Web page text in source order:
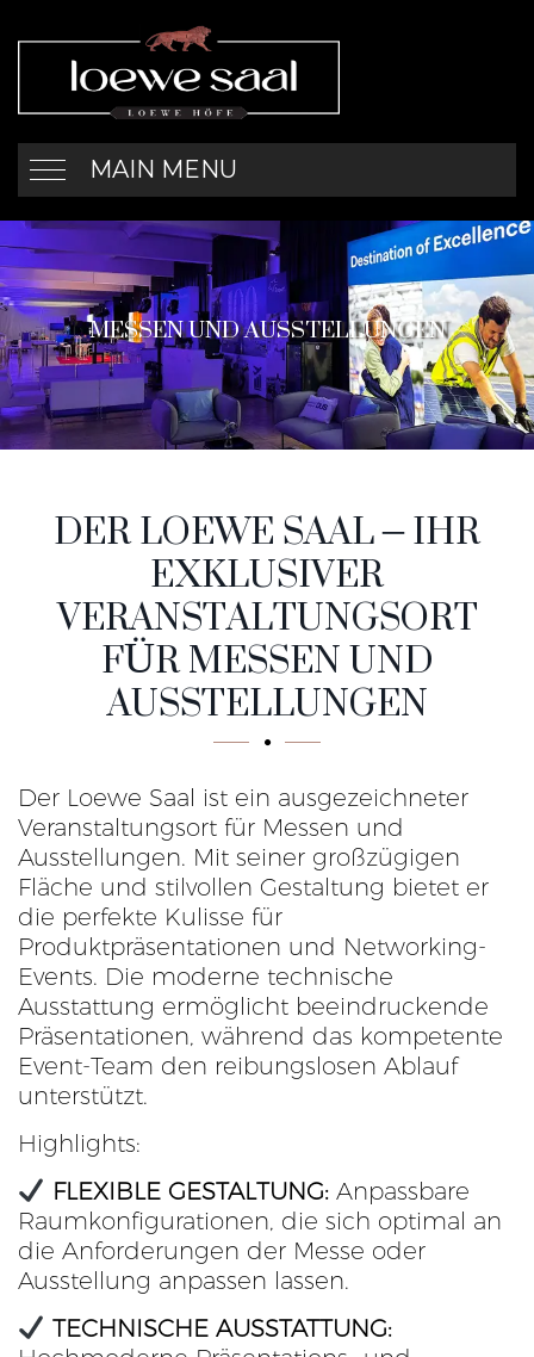
MAIN MENU
MESSEN UND AUSSTELLUNGEN
DER LOEWE SAAL – IHR
EXKLUSIVER
VERANSTALTUNGSORT
FÜR MESSEN UND
AUSSTELLUNGEN
Der Loewe Saal ist ein ausgezeichneter
Veranstaltungsort für Messen und
Ausstellungen. Mit seiner großzügigen
Fläche und stilvollen Gestaltung bietet er
die perfekte Kulisse für
Produktpräsentationen und Networking-
Events. Die moderne technische
Ausstattung ermöglicht beeindruckende
Präsentationen, während das kompetente
Event-Team den reibungslosen Ablauf
unterstützt.
Highlights:
FLEXIBLE GESTALTUNG:Anpassbare
Raumkonfigurationen, die sich optimal an
die Anforderungen der Messe oder
Ausstellung anpassen lassen.
TECHNISCHE AUSSTATTUNG: